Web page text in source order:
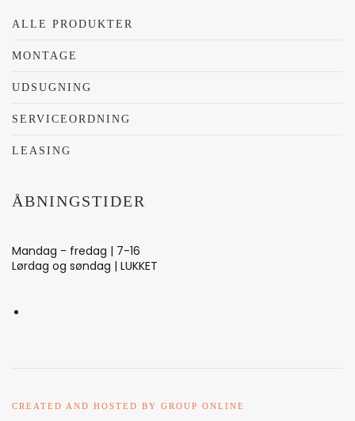
ALLE PRODUKTER
MONTAGE
UDSUGNING
SERVICEORDNING
LEASING
ÅBNINGSTIDER
Mandag - fredag | 7-16
Lørdag og søndag | LUKKET
CREATED AND HOSTED BY GROUP ONLINE